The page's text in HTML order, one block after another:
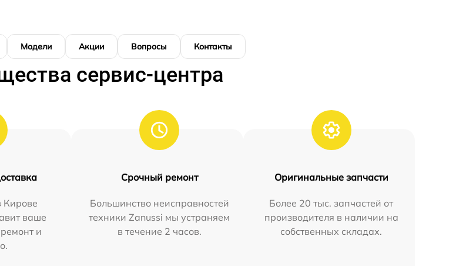
Модели Акции Вопросы Контакты
сервис-центра
Кирове
ваше
и
Срочный ремонт
Большинство неисправностей
техники Zanussi мы устраняем
в течение 2 часов.
Оригинальные запчасти
Более 20 тыс. запчастей от
производителя в наличии на
собственных складах.